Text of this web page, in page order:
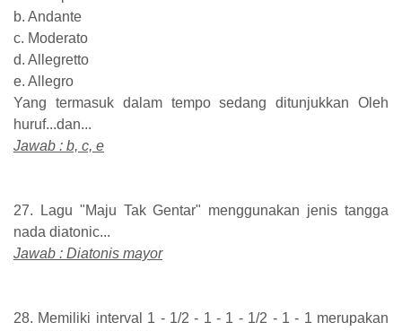
b. Andante
c. Moderato
d. Allegretto
e. Allegro
Yang termasuk dalam tempo sedang ditunjukkan Oleh
huruf...dan...
Jawab : b, c, e
27. Lagu "Maju Tak Gentar" menggunakan jenis tangga
nada diatonic...
Jawab : Diatonis mayor
28. Memiliki interval 1 - 1/2 - 1 - 1 - 1/2 - 1 - 1 merupakan